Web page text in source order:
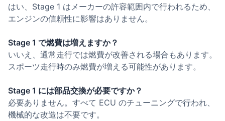
はい、Stage 1 はメーカーの許容範囲内で行われるため、
エンジンの信頼性に影響はありません。
Stage 1 で燃費は増えますか？
いいえ、通常走行では燃費が改善される場合もあります。
スポーツ走行時のみ燃費が増える可能性があります。
Stage 1 には部品交換が必要ですか？
必要ありません。すべて ECU のチューニングで行われ、
機械的な改造は不要です。